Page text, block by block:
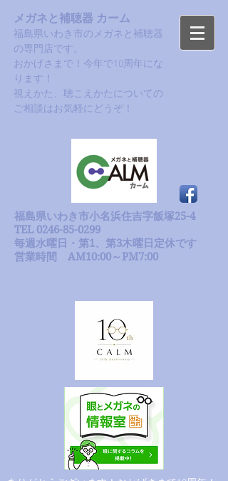
メガネと補聴器 カーム
福島県いわき市のメガネと補聴器
の専門店です。
おかげさまで！今年で10周年にな
ります！​
​視えかた、聴こえかたについての
ご相談はお気軽にどうぞ！
福島県いわき市小名浜住吉字飯塚25-4
TEL 0246-85-0299
毎週水曜日・第1、第3木曜日定休です
​営業時間 AM10:00～PM7:00